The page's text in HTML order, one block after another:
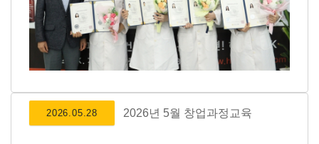
2026.05.28 2026년 5월 창업과정교육